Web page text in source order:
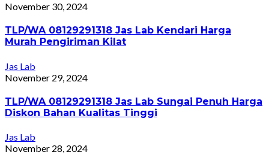
November 30, 2024
TLP/WA 08129291318 Jas Lab Kendari Harga
Murah Pengiriman Kilat
Jas Lab
November 29, 2024
TLP/WA 08129291318 Jas Lab Sungai Penuh Harga
Diskon Bahan Kualitas Tinggi
Jas Lab
November 28, 2024